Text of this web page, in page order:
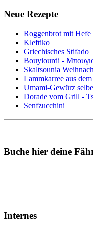
Neue Rezepte
Roggenbrot mit Hefe
Kleftiko
Griechisches Stifado
Bouyiourdi -
Skaltsounia
Lammkarree aus
Umami-Gewürz
Dorade vom Grill -
Senfzucchini
Buche hier deine
Internes